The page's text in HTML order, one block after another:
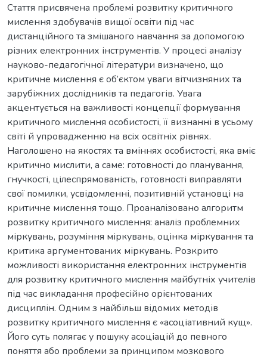
Стаття присвячена проблемі розвитку критичного
мислення здобувачів вищої освіти під час
дистанційного та змішаного навчання за допомогою
різних електронних інструментів. У процесі аналізу
науково-педагогічної літератури визначено, що
критичне мислення є об’єктом уваги вітчизняних та
зарубіжних дослідників та педагогів. Увага
акцентується на важливості концепції формування
критичного мислення особистості, її визнанні в усьому
світі й упровадженню на всіх освітніх рівнях.
Наголошено на якостях та вміннях особистості, яка вміє
критично мислити, а саме: готовності до планування,
гнучкості, цілеспрямованість, готовності виправляти
свої помилки, усвідомленні, позитивній установці на
критичне мислення тощо. Проаналізовано алгоритм
розвитку критичного мислення: аналіз проблемних
міркувань, розуміння міркувань, оцінка міркування та
критика аргументованих міркувань. Розкрито
можливості використання електронних інструментів
для розвитку критичного мислення майбутніх учителів
під час викладання професійно орієнтованих
дисциплін. Одним з найбільш відомих методів
розвитку критичного мислення є «асоціативний кущ».
Його суть полягає у пошуку асоціацій до певного
поняття або проблеми за принципом мозкового